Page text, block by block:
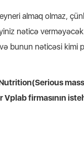
almaq olmaz,
nəticə
bunun nəticəsi kimi
Vplab firmasının